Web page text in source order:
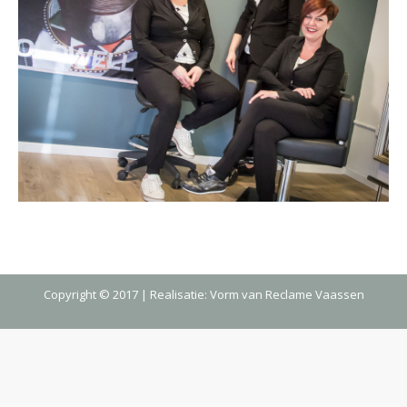
Copyright © 2017 | Realisatie: Vorm van Reclame Vaassen